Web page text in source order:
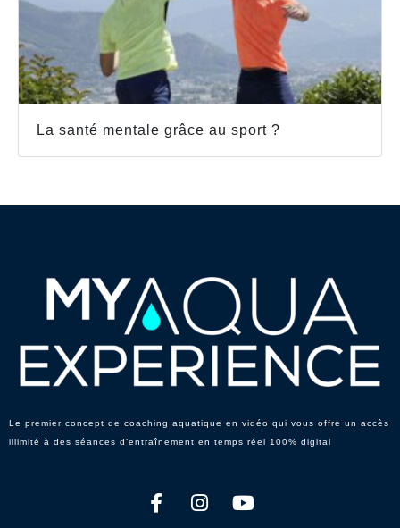
La santé mentale grâce au sport ?
Le premier concept de coaching aquatique en vidéo qui vous offre un accès
illimité à des séances d’entraînement en temps réel 100% digital